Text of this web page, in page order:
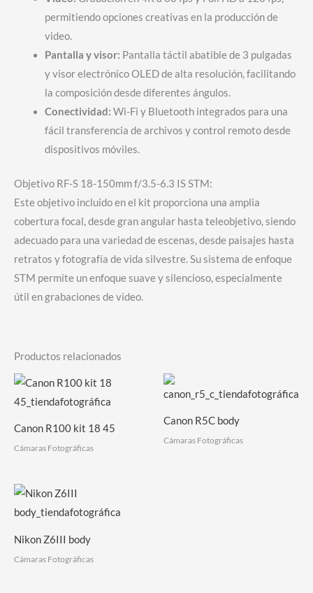
permitiendo opciones creativas en la producción de
video.
Pantalla y visor: Pantalla táctil abatible de 3 pulgadas
y visor electrónico OLED de alta resolución, facilitando
la composición desde diferentes ángulos.
Conectividad: Wi-Fi y Bluetooth integrados para una
fácil transferencia de archivos y control remoto desde
dispositivos móviles.
Objetivo RF-S 18-150mm f/3.5-6.3 IS STM:
Este objetivo incluido en el kit proporciona una amplia
cobertura focal, desde gran angular hasta teleobjetivo, siendo
adecuado para una variedad de escenas, desde paisajes hasta
retratos y fotografía de vida silvestre. Su sistema de enfoque
STM permite un enfoque suave y silencioso, especialmente
útil en grabaciones de video.
Productos relacionados
Canon R100 kit 18 45
Cámaras Fotográficas
Canon R5C body
Cámaras Fotográficas
Nikon Z6III body
Cámaras Fotográficas